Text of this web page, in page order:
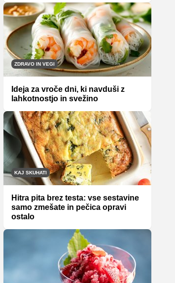
ZDRAVO IN VEGI
Ideja za vroče dni, ki navduši z
lahkotnostjo in svežino
KAJ SKUHATI
Hitra pita brez testa: vse sestavine
samo zmešate in pečica opravi
ostalo